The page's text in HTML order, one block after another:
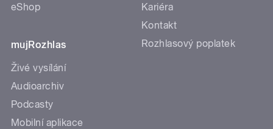
eShop
mujRozhlas
Živé vysílání
Audioarchiv
Podcasty
Mobilní aplikace
Kariéra
Kontakt
Rozhlasový poplatek